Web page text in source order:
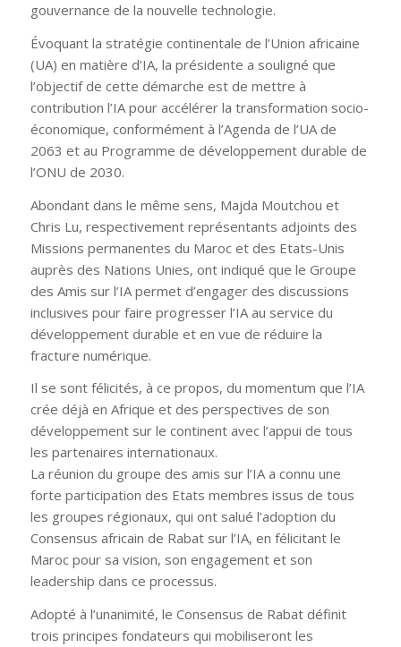
gouvernance de la nouvelle technologie.
Évoquant la stratégie continentale de l’Union africaine
(UA) en matière d’IA, la présidente a souligné que
l’objectif de cette démarche est de mettre à
contribution l’IA pour accélérer la transformation socio-
économique, conformément à l’Agenda de l’UA de
2063 et au Programme de développement durable de
l’ONU de 2030.
Abondant dans le même sens, Majda Moutchou et
Chris Lu, respectivement représentants adjoints des
Missions permanentes du Maroc et des Etats-Unis
auprès des Nations Unies, ont indiqué que le Groupe
des Amis sur l’IA permet d’engager des discussions
inclusives pour faire progresser l’IA au service du
développement durable et en vue de réduire la
fracture numérique.
Il se sont félicités, à ce propos, du momentum que l’IA
crée déjà en Afrique et des perspectives de son
développement sur le continent avec l’appui de tous
les partenaires internationaux.
La réunion du groupe des amis sur l’IA a connu une
forte participation des Etats membres issus de tous
les groupes régionaux, qui ont salué l’adoption du
Consensus africain de Rabat sur l’IA, en félicitant le
Maroc pour sa vision, son engagement et son
leadership dans ce processus.
Adopté à l’unanimité, le Consensus de Rabat définit
trois principes fondateurs qui mobiliseront les